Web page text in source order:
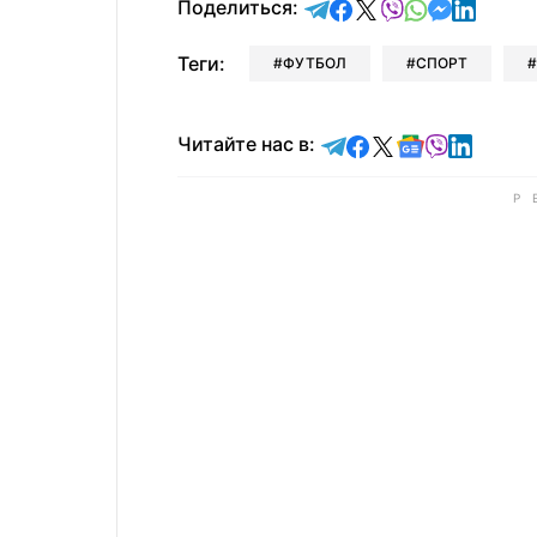
Поделиться: отправить в Telegram
поделиться в
поделиться в X
отправить в
отправить
Теги: ФУТБОЛ СПОРТ
Читайте нас в: Читайте в Telegram
Читайте в
Читайте в X
Читайте в
Читайте